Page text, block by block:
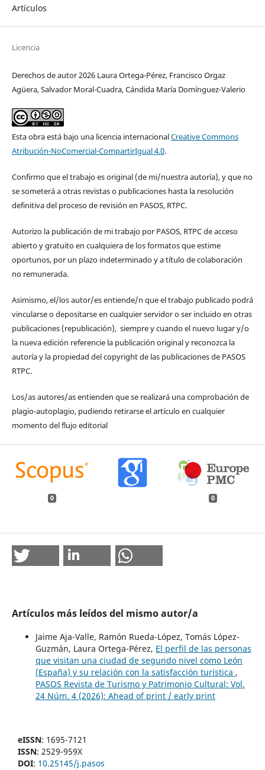
Artículos
Licencia
Derechos de autor 2026 Laura Ortega-Pérez, Francisco Orgaz
Agüera, Salvador Moral-Cuadra, Cándida María Domínguez-Valerio
Esta obra está bajo una licencia internacionalCreative Commons
Atribución-NoComercial-CompartirIgual 4.0.
Confirmo que el trabajo es original (de mi/nuestra autoría), y que no
se someterá a otras revistas o publicaciones hasta la resolución
definitiva del proceso de revisión en PASOS, RTPC.
Autorizo la publicación de mi trabajo por PASOS, RTPC de acceso
abierto y gratuito en cualquiera de los formatos que estime
oportunos, por un plazo indeterminado y a título de colaboración
no remunerada.
Asimismo, el/los autor/es entiende/n que el trabajo publicado podrá
vincularse o depositarse en cualquier servidor o ser incluido en otras
publicaciones (republicación), siempre y cuando el nuevo lugar y/o
la nueva edición referencie la publicación original y reconozca la
autoría y la propiedad del copyright de las publicaciones de PASOS
RTPC.
Los/as autores/as entienden que se realizará una comprobación de
plagio-autoplagio, pudiendo retirarse el artículo en cualquier
momento del flujo editorial
0 0
Artículos más leídos del mismo autor/a
Jaime Aja-Valle, Ramón Rueda-López, Tomás López-
Guzmán, Laura Ortega-Pérez, El perfil de las personas
que visitan una ciudad de segundo nivel como León
(España) y su relación con la satisfacción turística ,
PASOS Revista de Turismo y Patrimonio Cultural: Vol.
24 Núm. 4 (2026): Ahead of print / early print
eISSN: 1695-7121
ISSN: 2529-959X
DOI: 10.25145/j.pasos